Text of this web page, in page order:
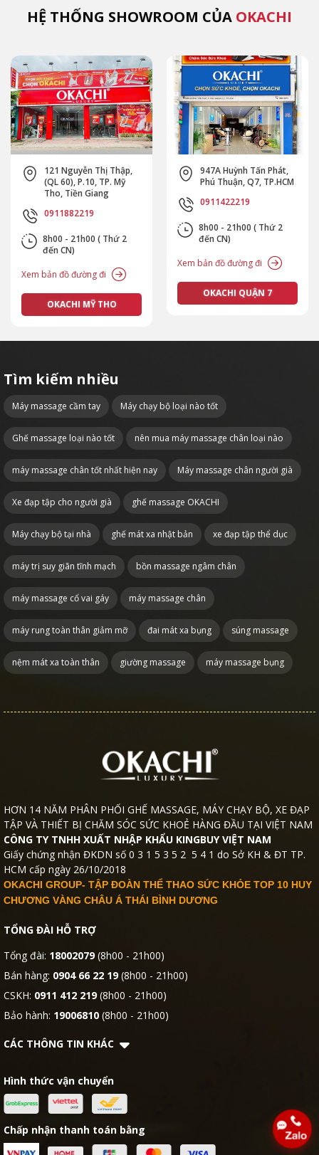
HỆ THỐNG SHOWROOM CỦA OKACHI
121 Nguyễn Thị Thập,
(QL 60), P.10, TP. Mỹ
Tho, Tiền Giang
0911882219
8h00 - 21h00 ( Thứ 2
đến CN)
Xem bản đồ đường đi
OKACHI MỸ THO
947A Huỳnh Tấn Phát,
Phú Thuận, Q7, TP.HCM
0911422219
8h00 - 21h00 ( Thứ 2
đến CN)
Xem bản đồ đường đi
OKACHI QUẬN 7
Tìm kiếm nhiều
Máy massage cầm tay Máy chạy bộ loại nào tốt
Ghế massage loại nào tốt nên mua máy massage chân loại nào
máy massage chân tốt nhất hiện nay Máy massage chân người già
Xe đạp tập cho người già ghế massage OKACHI
Máy chạy bộ tại nhà ghế mát xa nhật bản xe đạp tập thể dục
máy trị suy giãn tĩnh mạch bồn massage ngâm chân
máy massage cổ vai gáy máy massage chân
máy rung toàn thân giảm mỡ đai mát xa bụng súng massage
nệm mát xa toàn thân giường massage máy massage bụng
HƠN 14 NĂM PHÂN PHỐI GHẾ MASSAGE, MÁY CHẠY BỘ, XE ĐẠP
TẬP VÀ THIẾT BỊ CHĂM SÓC SỨC KHOẺ HÀNG ĐẦU TẠI VIỆT NAM
CÔNG TY TNHH XUẤT NHẬP KHẨU KINGBUY VIỆT NAM
Giấy chứng nhận ĐKDN số 0 3 1 5 3 5 2 5 4 1 do Sở KH & ĐT TP.
HCM cấp ngày 26/10/2018
OKACHI GROUP- TẬP ĐOÀN THỂ THAO SỨC KHỎE TOP 10 HUY
CHƯƠNG VÀNG CHÂU Á THÁI BÌNH DƯƠNG
TỔNG ĐÀI HỖ TRỢ
Tổng đài: 18002079(8h00 - 21h00)
Bán hàng: 0904 66 22 19(8h00 - 21h00)
CSKH: 0911 412 219(8h00 - 21h00)
Bảo hành: 19006810 (8h00 - 21h00)
CÁC THÔNG TIN KHÁC
Hình thức vận chuyển
Chấp nhận thanh toán bằng